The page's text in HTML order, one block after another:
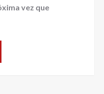
vez que